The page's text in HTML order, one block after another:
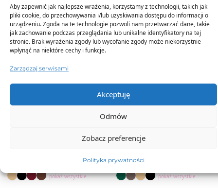
Aby zapewnić jak najlepsze wrażenia, korzystamy z technologii, takich jak
pliki cookie, do przechowywania i/lub uzyskiwania dostępu do informacji o
urządzeniu. Zgoda na te technologie pozwoli nam przetwarzać dane, takie
jak zachowanie podczas przeglądania lub unikalne identyfikatory na tej
stronie. Brak wyrażenia zgody lub wycofanie zgody może niekorzystnie
wpłynąć na niektóre cechy i funkcje.
Zarządzaj serwisami
Akceptuję
Odmów
Zobacz preferencje
Polityka prywatności
pokaż wszystkie
NOWOŚĆ
pokaż wszystkie